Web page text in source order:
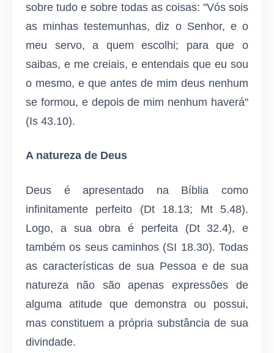
sobre tudo e sobre todas as coisas: "Vós sois
as minhas testemunhas, diz o Senhor, e o
meu servo, a quem escolhi; para que o
saibas, e me creiais, e entendais que eu sou
o mesmo, e que antes de mim deus nenhum
se formou, e depois de mim nenhum haverá"
(Is 43.10).
A natureza de Deus
Deus é apresentado na Bíblia como
infinitamente perfeito (Dt 18.13; Mt 5.48).
Logo, a sua obra é perfeita (Dt 32.4), e
também os seus caminhos (SI 18.30). Todas
as características de sua Pessoa e de sua
natureza não são apenas expressões de
alguma atitude que demonstra ou possui,
mas constituem a própria substância de sua
divindade.